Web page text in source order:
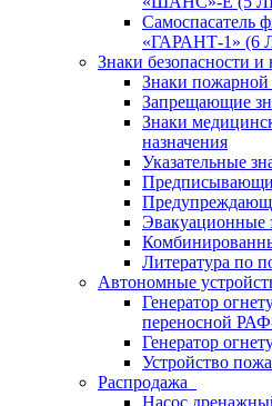
Самоспасатель
«ГАРАНТ-1» (6
Знаки безопасности и
Знаки пожарной
Запрещающие
Знаки
назначения
Указательные
Эвакуационные
Литература по
Автономные
Генератор
переносной
Генератор
Устройство
Распродажа
Насос